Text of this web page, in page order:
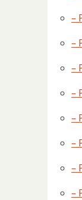
–
–
–
–
–
–
–
–